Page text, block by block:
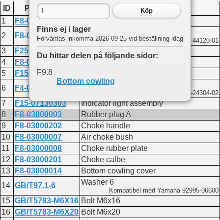
ID Produktkod
Namn
1
F8-03000001
Bottom cowling
2
F8-03000004 Rubber plug B
Kompatibel med Yamaha 6JD-44120-01
3 F25-03000003
Circular plug
4
F8-03000002
Hose 10x5x180
5
F15-01000015
6
F4-05000200 Fuel fitting assembly
Kompatibel med Yamaha 6G1-24304-02
7 F15-07130303
Indicator light assembly
8
F8-03000003
Rubber plug A
9
F8-03000202
Choke handle
10
F8-03000007
Air choke bush
11
F8-03000008
Choke rubber plate
12
F8-03000201
Choke calbe
13
F8-03000014
Bottom cowling cover
14 GB/T97.1-6 Washer 6
Kompatibel med Yamaha 92995-06600
15 GB/T5783-M6X16 Bolt M6x16
16 GB/T5783-M6X20 Bolt M6x20
Köp
Finns ej i lager
Förväntas inkomma 2026-09-25 vid beställning idag
Du hittar delen på följande sidor:
F9.8
Bottom cowling